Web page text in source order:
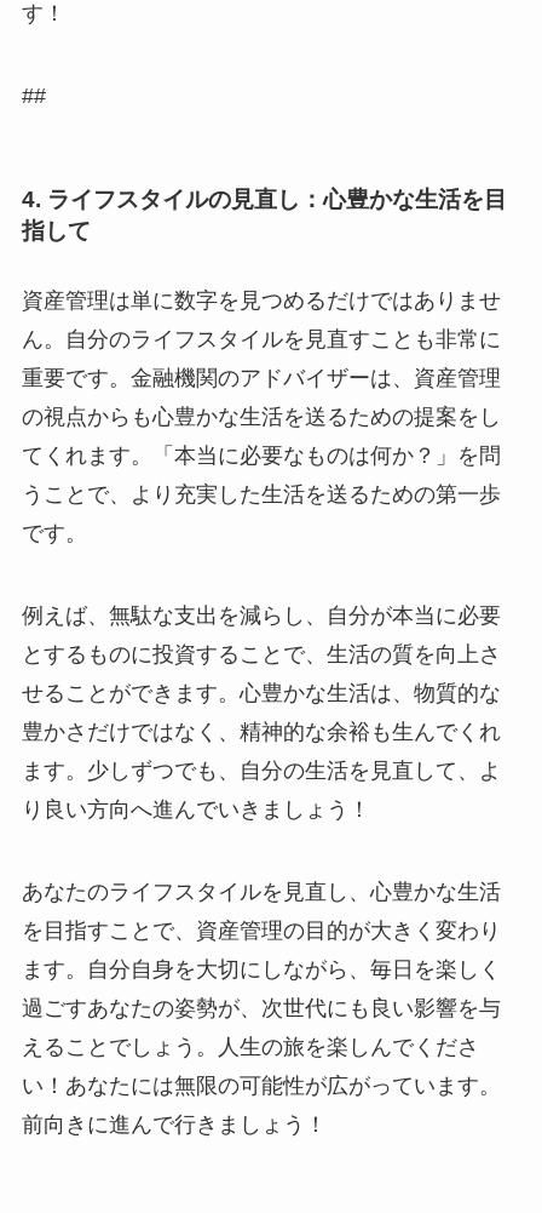
す！
##
4. ライフスタイルの見直し：心豊かな生活を目
指して
資産管理は単に数字を見つめるだけではありませ
ん。自分のライフスタイルを見直すことも非常に
重要です。金融機関のアドバイザーは、資産管理
の視点からも心豊かな生活を送るための提案をし
てくれます。「本当に必要なものは何か？」を問
うことで、より充実した生活を送るための第一歩
です。
例えば、無駄な支出を減らし、自分が本当に必要
とするものに投資することで、生活の質を向上さ
せることができます。心豊かな生活は、物質的な
豊かさだけではなく、精神的な余裕も生んでくれ
ます。少しずつでも、自分の生活を見直して、よ
り良い方向へ進んでいきましょう！
あなたのライフスタイルを見直し、心豊かな生活
を目指すことで、資産管理の目的が大きく変わり
ます。自分自身を大切にしながら、毎日を楽しく
過ごすあなたの姿勢が、次世代にも良い影響を与
えることでしょう。人生の旅を楽しんでくださ
い！あなたには無限の可能性が広がっています。
前向きに進んで行きましょう！